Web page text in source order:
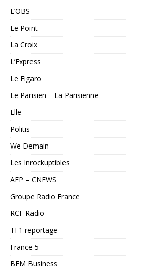
L’OBS
Le Point
La Croix
L’Express
Le Figaro
Le Parisien – La Parisienne
Elle
Politis
We Demain
Les Inrockuptibles
AFP – CNEWS
Groupe Radio France
RCF Radio
TF1 reportage
France 5
BFM Business